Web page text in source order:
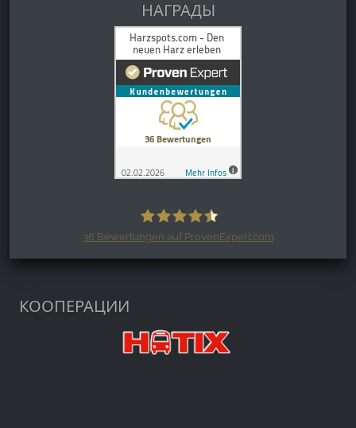
НАГРАДЫ
Harzspots.com - Den neuen Harz
36 Bewertungen auf ProvenExpert.com
КООПЕРАЦИИ